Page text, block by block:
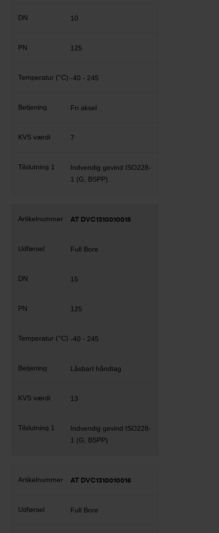
10
125
-40 - 245
Fri aksel
7
Indvendig gevind ISO228-
1 (G, BSPP)
AT DVC1310010015
Full Bore
15
125
-40 - 245
Låsbart håndtag
13
Indvendig gevind ISO228-
1 (G, BSPP)
AT DVC1310010016
Full Bore